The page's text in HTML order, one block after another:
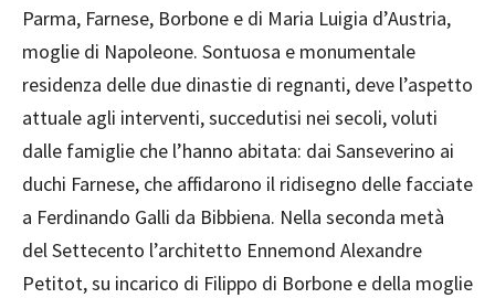
Parma, Farnese, Borbone e di Maria Luigia d’Austria,
moglie di Napoleone. Sontuosa e monumentale
residenza delle due dinastie di regnanti, deve l’aspetto
attuale agli interventi, succedutisi nei secoli, voluti
dalle famiglie che l’hanno abitata: dai Sanseverino ai
duchi Farnese, che affidarono il ridisegno delle facciate
a Ferdinando Galli da Bibbiena. Nella seconda metà
del Settecento l’architetto Ennemond Alexandre
Petitot, su incarico di Filippo di Borbone e della moglie